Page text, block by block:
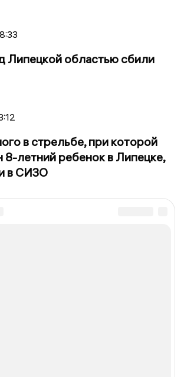
Липецкой областью сбили
в стрельбе, при которой
8-летний ребенок в Липецке,
в СИЗО